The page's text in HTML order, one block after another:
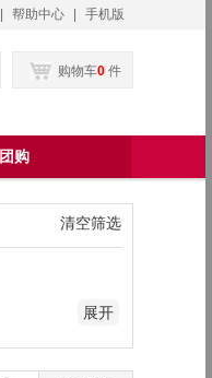
帮助中心 手机版
购物车0 件
团购
清空筛选
展开